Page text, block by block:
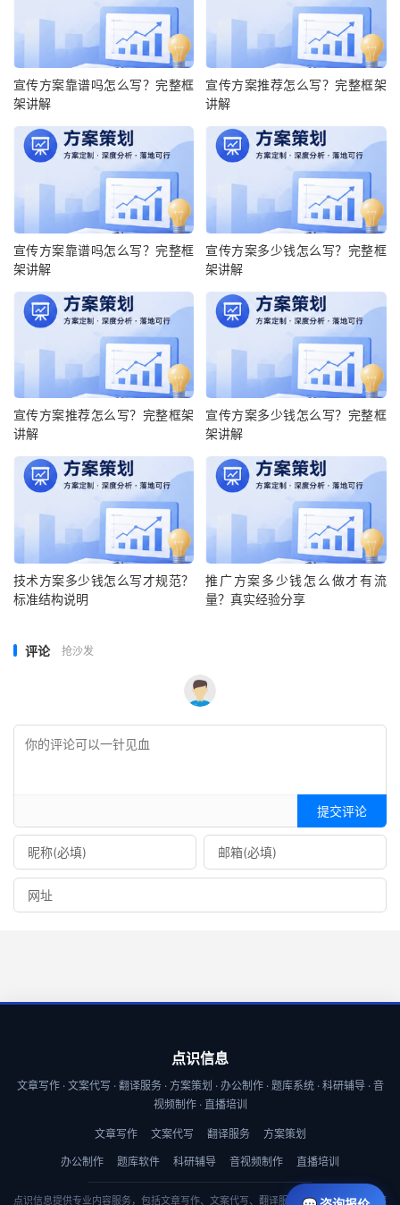
宣传方案靠谱吗怎么写？完整框
架讲解
宣传方案推荐怎么写？完整框架
讲解
宣传方案靠谱吗怎么写？完整框
架讲解
宣传方案多少钱怎么写？完整框
架讲解
宣传方案推荐怎么写？完整框架
讲解
宣传方案多少钱怎么写？完整框
架讲解
技术方案多少钱怎么写才规范？
标准结构说明
推广方案多少钱怎么做才有流
量？真实经验分享
评论 抢沙发
提交评论
点识信息
文章写作 · 文案代写 · 翻译服务 · 方案策划 · 办公制作 · 题库系统 · 科研辅导 · 音
视频制作 · 直播培训
文章写作 文案代写 翻译服务 方案策划
办公制作 题库软件 科研辅导 音视频制作 直播培训
点识信息提供专业内容服务，包括文章写作、文案代写、翻译服务、商业计划书与方案